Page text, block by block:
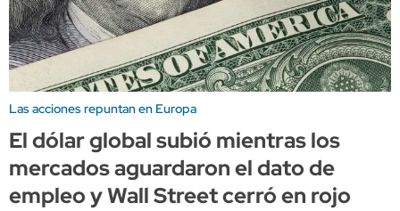
Las acciones repuntan en Europa
El dólar global subió mientras los
mercados aguardaron el dato de
empleo y Wall Street cerró en rojo